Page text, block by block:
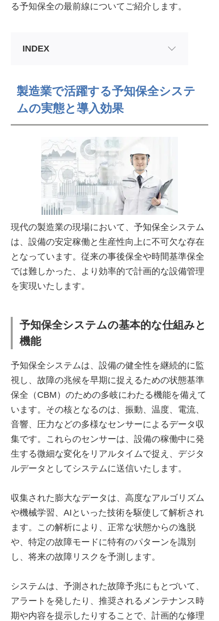
る予知保全の最前線についてご紹介します。
INDEX
製造業で活躍する予知保全システ
ムの実態と導入効果
現代の製造業の現場において、予知保全システム
は、設備の安定稼働と生産性向上に不可欠な存在
となっています。従来の事後保全や時間基準保全
では難しかった、より効率的で計画的な設備管理
を実現いたします。
予知保全システムの基本的な仕組みと
機能
予知保全システムは、設備の健全性を継続的に監
視し、故障の兆候を早期に捉えるための状態基準
保全（CBM）のための多岐にわたる機能を備えて
います。その核となるのは、振動、温度、電流、
音響、圧力などの多様なセンサーによるデータ収
集です。これらのセンサーは、設備の稼働中に発
生する微細な変化をリアルタイムで捉え、デジタ
ルデータとしてシステムに送信いたします。
収集された膨大なデータは、高度なアルゴリズム
や機械学習、AIといった技術を駆使して解析され
ます。この解析により、正常な状態からの逸脱
や、特定の故障モードに特有のパターンを識別
し、将来の故障リスクを予測します。
システムは、予測された故障予兆にもとづいて、
アラートを発したり、推奨されるメンテナンス時
期や内容を提示したりすることで、計画的な修理